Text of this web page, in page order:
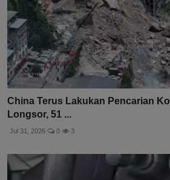
China Terus Lakukan Pencarian
Longsor, 51 ...
Jul 31, 2026 0 3